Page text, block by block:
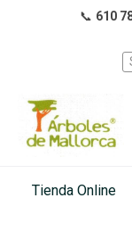
📞 610
Tienda Online